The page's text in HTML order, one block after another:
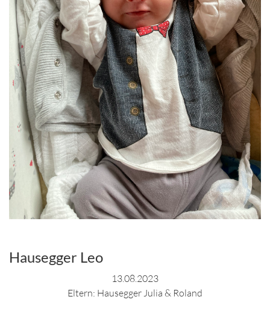
Hausegger Leo
13.08.2023
Eltern: Hausegger Julia & Roland